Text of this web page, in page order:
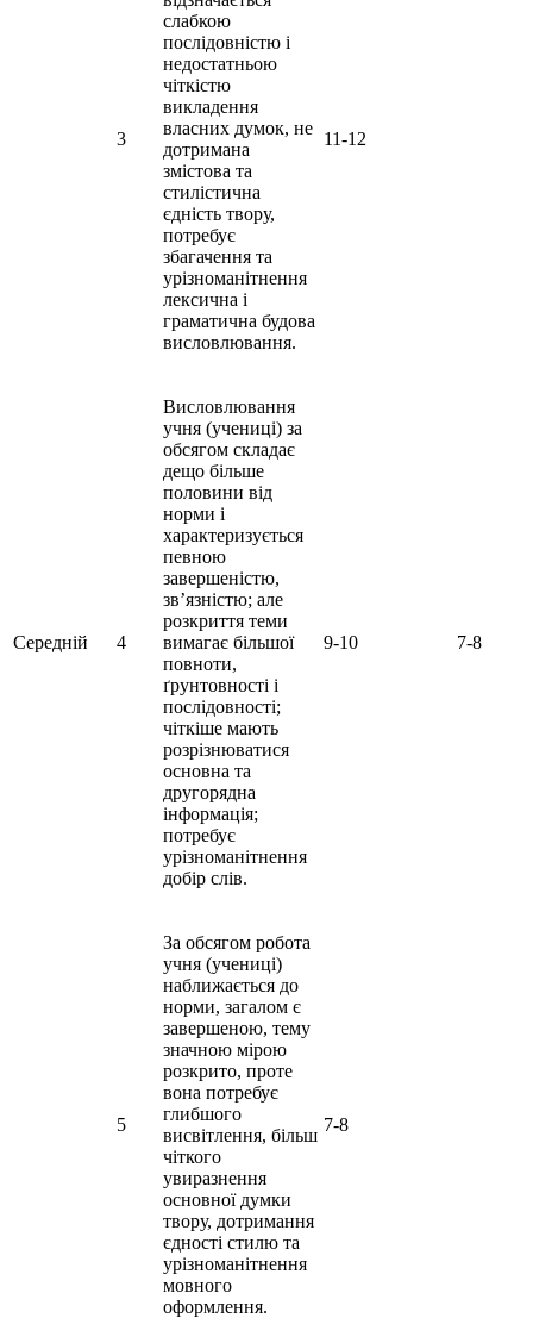
3
слабкою
послідовністю і
недостатньою
чіткістю
викладення
власних думок, не
дотримана
змістова та
стилістична
єдність твору,
потребує
збагачення та
урізноманітнення
лексична і
граматична будова
висловлювання.
11-12
Середній 4
Висловлювання
учня (учениці) за
обсягом складає
дещо більше
половини від
норми і
характеризується
певною
завершеністю,
зв’язністю; але
розкриття теми
вимагає більшої
повноти,
ґрунтовності і
послідовності;
чіткіше мають
розрізнюватися
основна та
другорядна
інформація;
потребує
урізноманітнення
добір слів.
9-10 7-8
5
За обсягом робота
учня (учениці)
наближається до
норми, загалом є
завершеною, тему
значною мірою
розкрито, проте
вона потребує
глибшого
висвітлення, більш
чіткого
увиразнення
основної думки
твору, дотримання
єдності стилю та
урізноманітнення
мовного
оформлення.
7-8